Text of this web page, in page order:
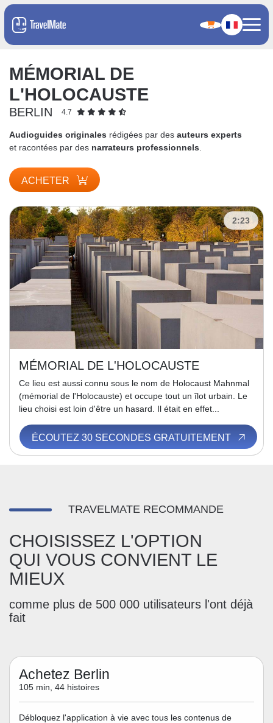
MÉMORIAL DE
L'HOLOCAUSTE
BERLIN 4.7
Audioguides originales rédigées par des auteurs experts
et racontées par des narrateurs professionnels
ACHETER
2:23
MÉMORIAL DE L'HOLOCAUSTE
Ce lieu est aussi connu sous le nom de Holocaust Mahnmal
(mémorial de l'Holocauste) et occupe tout un îlot urbain. Le
lieu choisi est loin d'être un hasard. Il était en effet...
ÉCOUTEZ 30 SECONDES GRATUITEMENT
TRAVELMATE RECOMMANDE
CHOISISSEZ L'OPTION
QUI VOUS CONVIENT LE
MIEUX
comme plus de 500 000 utilisateurs l'ont déjà
fait
Achetez Berlin
105 min, 44 histoires
Débloquez l'application à vie avec tous les contenus de